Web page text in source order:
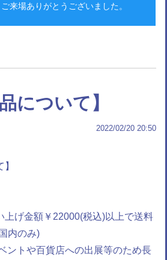
来場ありがとうございました。
について】
2022/02/20 20:50
げ金額￥22000(税込)以上で送料
内のみ)
ントや百貨店への出展等のため長